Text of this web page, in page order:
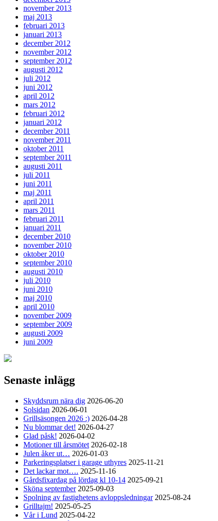
november 2013
maj 2013
februari 2013
januari 2013
december 2012
november 2012
september 2012
augusti 2012
juli 2012
juni 2012
april 2012
mars 2012
februari 2012
januari 2012
december 2011
november 2011
oktober 2011
september 2011
augusti 2011
juli 2011
juni 2011
maj 2011
april 2011
mars 2011
februari 2011
januari 2011
december 2010
november 2010
oktober 2010
september 2010
augusti 2010
juli 2010
juni 2010
maj 2010
april 2010
november 2009
september 2009
augusti 2009
juni 2009
Senaste inlägg
Skyddsrum nära dig 2026-06-20
Solsidan 2026-06-01
Grillsäsongen 2026 :) 2026-04-28
Nu blommar det! 2026-04-27
Glad påsk! 2026-04-02
Motioner till årsmötet 2026-02-18
Julen åker ut… 2026-01-03
Parkeringsplatser i garage uthyres 2025-11-21
Det lackar mot…. 2025-11-16
Gårdsfixardag på lördag kl 10-14 2025-09-21
Sköna september 2025-09-03
Spolning av fastighetens avloppsledningar 2025-08-24
Grilltajm! 2025-05-25
Vår i Lund 2025-04-22